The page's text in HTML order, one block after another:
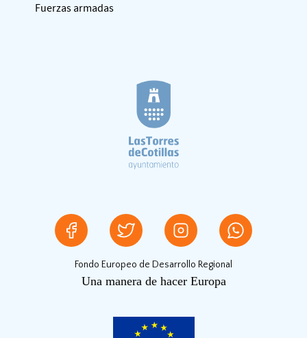
Fuerzas armadas
Fondo Europeo de Desarrollo Regional
Una manera de hacer Europa